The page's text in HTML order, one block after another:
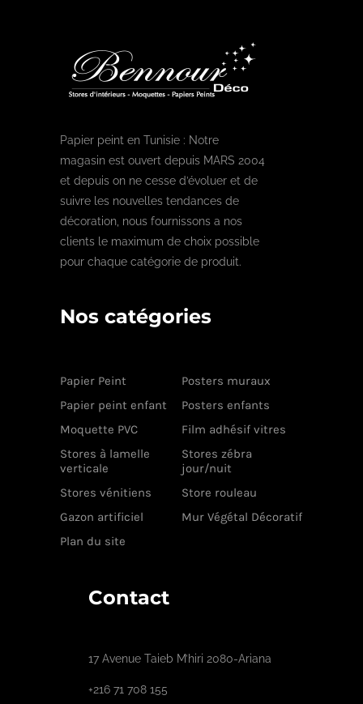
Papier peint en Tunisie : Notre
magasin est ouvert depuis MARS 2004
et depuis on ne cesse d’évoluer et de
suivre les nouvelles tendances de
décoration, nous fournissons a nos
clients le maximum de choix possible
pour chaque catégorie de produit.
Nos catégories
Papier Peint
Posters muraux
Papier peint enfant
Posters enfants
Moquette PVC
Film adhésif vitres
Stores à lamelle
verticale
Stores zébra
jour/nuit
Stores vénitiens
Store rouleau
Gazon artificiel
Mur Végétal Décoratif
Plan du site
Contact
17 Avenue Taieb M’hiri 2080-Ariana
+216 71 708 155